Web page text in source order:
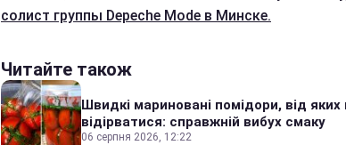
солист группы Depeche Mode в Минске.
Читайте також
Швидкі мариновані помідори, від
відірватися: справжній вибух смаку
06 серпня 2026, 12:22